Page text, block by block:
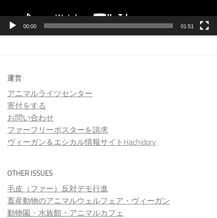
00:00 01:51
運営
アニマルライツセンター
寄付をする
お問い合わせ
ファーフリーポスターを請求
ヴィーガン＆エシカル情報サイトHachidory
OTHER ISSUES
毛皮（ファー）反対デモ行進
畜産動物のアニマルウェルフェア・ヴィーガン
動物園・水族館・アニマルカフェ